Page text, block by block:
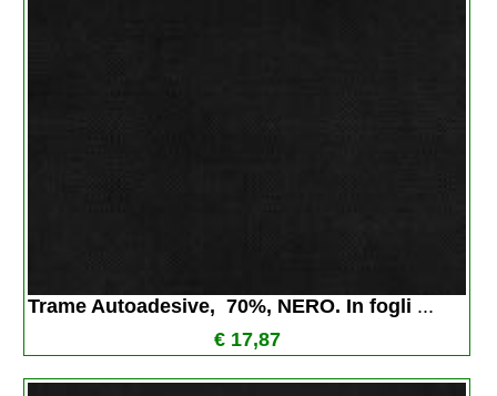
Trame Autoadesive,  70%, NERO. In fogli ...
€ 17,87